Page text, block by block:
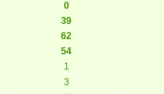
0
39
62
54
1
3